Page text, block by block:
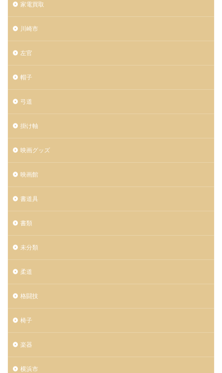
家電買取
川崎市
左官
帽子
弓道
掛け軸
映画グッズ
映画館
書道具
書類
未分類
柔道
格闘技
椅子
楽器
横浜市